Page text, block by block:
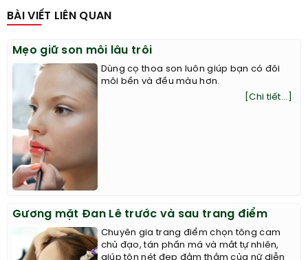
BÀI VIẾT LIÊN QUAN
Mẹo giữ son môi lâu trôi
Dùng cọ thoa son luôn giúp bạn có đôi
môi bền và đều màu hơn.
[Chi tiết...]
Gương mặt Đan Lê trước và sau trang điểm
Chuyên gia trang điểm chọn tông cam
chủ đạo, tán phấn má và mắt tự nhiên,
giúp tôn nét đẹp đằm thắm của nữ diễn